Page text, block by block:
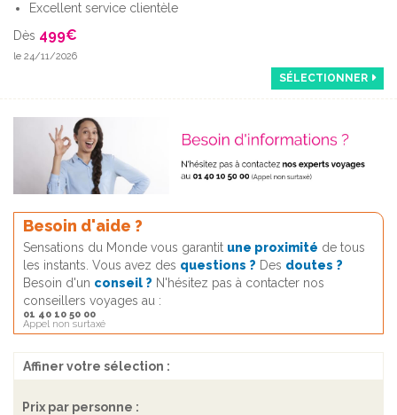
Excellent service clientèle
Dès 499€
le 24/11/2026
SÉLECTIONNER
Besoin d'aide ?
Sensations du Monde vous garantit une proximité de tous
les instants. Vous avez des questions ? Des doutes ?
Besoin d'un conseil ? N'hésitez pas à contacter nos
conseillers voyages au :
01 40 10 50 00
Appel non surtaxé
Affiner votre sélection :
Prix par personne :